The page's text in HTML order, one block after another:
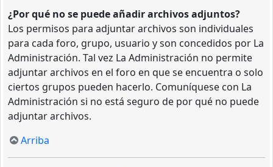
¿Por qué no se puede añadir archivos adjuntos?
Los permisos para adjuntar archivos son individuales
para cada foro, grupo, usuario y son concedidos por La
Administración. Tal vez La Administración no permite
adjuntar archivos en el foro en que se encuentra o solo
ciertos grupos pueden hacerlo. Comuníquese con La
Administración si no está seguro de por qué no puede
adjuntar archivos.
Arriba